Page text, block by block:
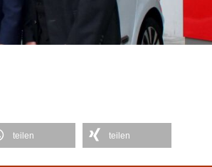
teilen teilen